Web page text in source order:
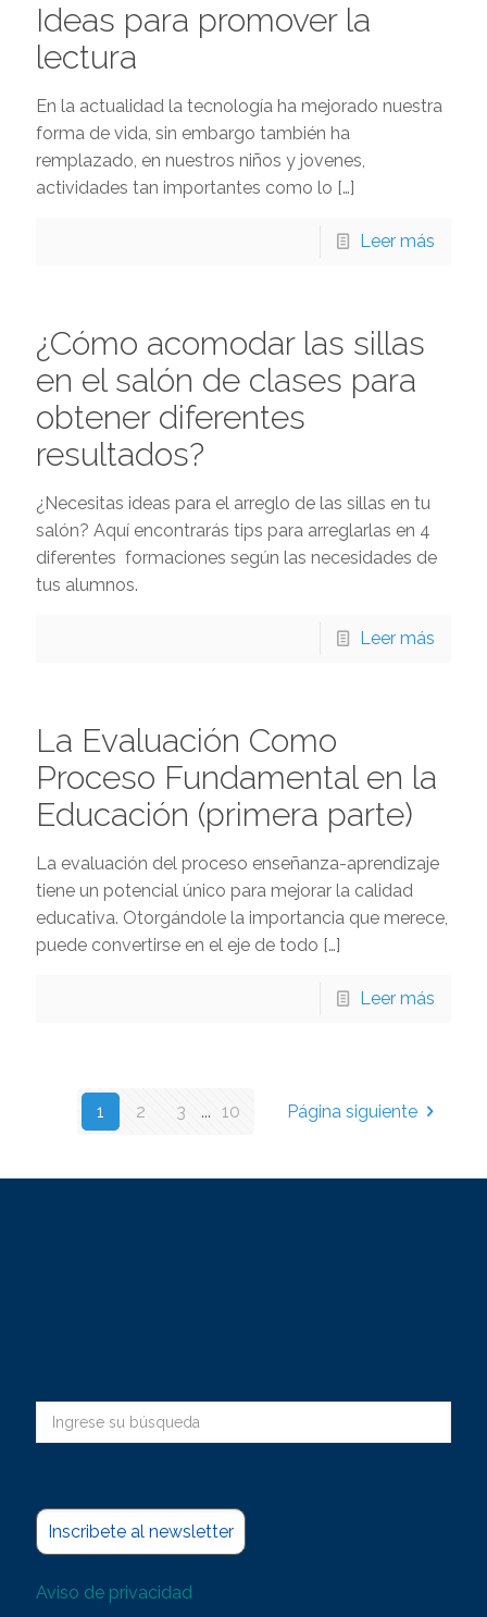
Ideas para promover la
lectura
En la actualidad la tecnología ha mejorado nuestra
forma de vida, sin embargo también ha
remplazado, en nuestros niños y jovenes,
actividades tan importantes como lo […]
Leer más
¿Cómo acomodar las sillas
en el salón de clases para
obtener diferentes
resultados?
¿Necesitas ideas para el arreglo de las sillas en tu
salón? Aquí encontrarás tips para arreglarlas en 4
diferentes formaciones según las necesidades de
tus alumnos.
Leer más
La Evaluación Como
Proceso Fundamental en la
Educación (primera parte)
La evaluación del proceso enseñanza-aprendizaje
tiene un potencial único para mejorar la calidad
educativa. Otorgándole la importancia que merece,
puede convertirse en el eje de todo […]
Leer más
1 2 3 ... 10 Página siguiente
Inscribete al newsletter
Aviso de privacidad